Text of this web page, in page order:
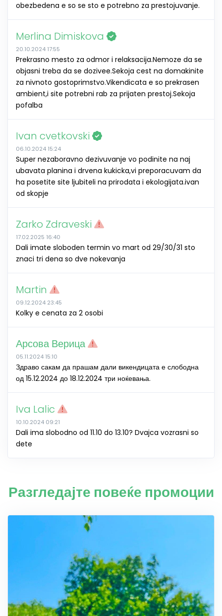
obezbedena e so se sto e potrebno za prestojuvanje.
Merlina Dimiskova
20.10.2024 17:55
Prekrasno mesto za odmor i relaksacija.Nemoze da se
objasni treba da se dozivee.Sekoja cest na domakinite
za nivnoto gostoprimstvo.Vikendicata e so prekrasen
ambient,i site potrebni rab za prijaten prestoj.Sekoja
pofalba
Ivan cvetkovski
06.10.2024 15:24
Super nezaboravno dezivuvanje vo podinite na naj
ubavata planina i drvena kukicka,vi preporacuvam da
ha posetite site ljubiteli na prirodata i ekologijata.ivan
od skopje
Zarko Zdraveski
17.02.2025 16:40
Dali imate sloboden termin vo mart od 29/30/31 sto
znaci tri dena so dve nokevanja
Martin
09.12.2024 23:45
Kolky e cenata za 2 osobi
Арсова Верица
05.11.2024 15:10
Здраво сакам да прашам дали викендицата е слободна
од 15.12.2024 до 18.12.2024 три ноќевања.
Iva Lalic
10.10.2024 09:21
Dali ima slobodno od 11.10 do 13.10? Dvajca vozrasni so
dete
Разгледајте повеќе промоции